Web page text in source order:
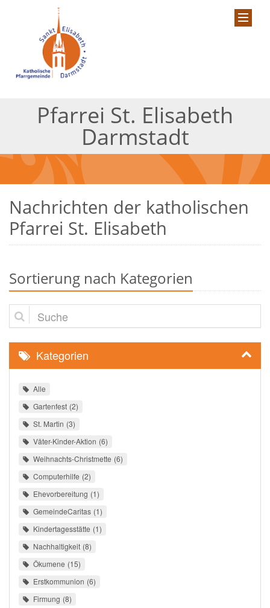
Pfarrei St. Elisabeth
Darmstadt
Nachrichten der katholischen
Pfarrei St. Elisabeth
Sortierung nach Kategorien
Suche
Kategorien
Alle
Gartenfest 2
St. Martin 3
Väter-Kinder-Aktion 6
Weihnachts-Christmette 6
Computerhilfe 2
Ehevorbereitung 1
GemeindeCaritas 1
Kindertagesstätte 1
Nachhaltigkeit 8
Ökumene 15
Erstkommunion 6
Firmung 8